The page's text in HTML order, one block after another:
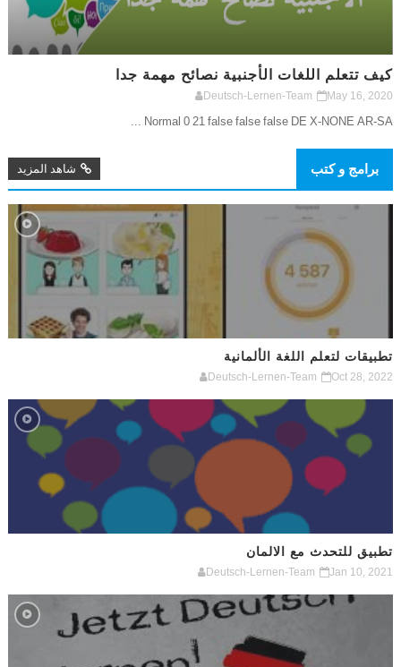
كيف تتعلم اللغات الأجنبية نصائح مهمة جدا
Deutsch-Lernen-Team May 16, 2020
Normal 0 21 false false false DE X-NONE AR-SA ...
برامج و كتب شاهد المزيد
تطبيقات لتعلم اللغة الألمانية
Deutsch-Lernen-Team Oct 28, 2022
تطبيق للتحدث مع الالمان
Deutsch-Lernen-Team Jan 10, 2021